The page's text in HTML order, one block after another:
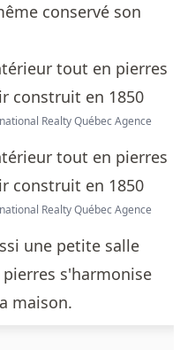
conservé son
Realty Québec Agence
Realty Québec Agence
une petite salle
s'harmonise
maison.